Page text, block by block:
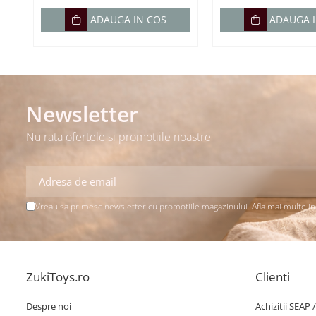
ADAUGA IN COS ADAUGA
Newsletter
Nu rata ofertele si promotiile noastre
Vreau sa primesc newsletter cu promotiile magazinului. Afla mai multe
ZukiToys.ro
Despre noi
Clienti
Achizitii SEAP